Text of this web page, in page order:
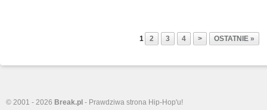
1 2 3 4 > OSTATNIE »
© 2001 - 2026 Break.pl - Prawdziwa strona Hip-Hop'u!